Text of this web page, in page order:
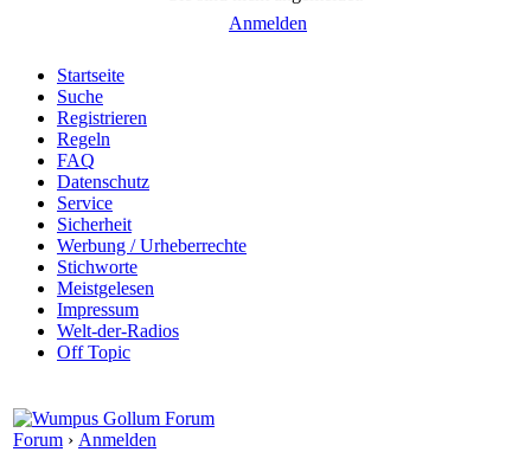
Anmelden
Startseite
Suche
Registrieren
Regeln
FAQ
Datenschutz
Service
Sicherheit
Werbung / Urheberrechte
Stichworte
Meistgelesen
Impressum
Welt-der-Radios
Off Topic
Forum › Anmelden